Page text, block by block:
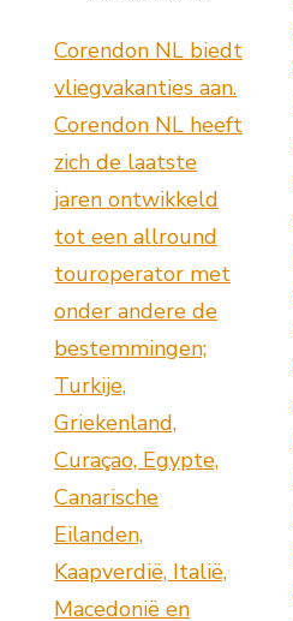
Corendon NL biedt
vliegvakanties aan.
Corendon NL heeft
zich de laatste
jaren ontwikkeld
tot een allround
touroperator met
onder andere de
bestemmingen;
Turkije,
Griekenland,
Curaçao, Egypte,
Canarische
Eilanden,
Kaapverdië, Italië,
Macedonië en